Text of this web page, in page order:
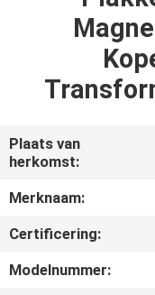
ONGEVEER
ONS
Plaats van
herkomst:
Merknaam:
Certificering:
Modelnummer: